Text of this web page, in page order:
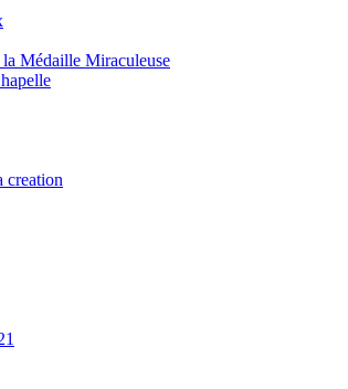
Médaille Miraculeuse
creation